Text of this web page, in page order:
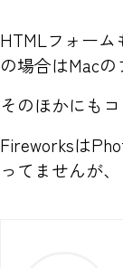
HTMLフォー
の場合はMacの
そのほかにも
Fireworksは
ってませんが